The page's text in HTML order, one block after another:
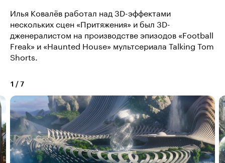
Илья Ковалёв работал над 3D-эффектами
нескольких сцен «Притяжения» и был 3D-
дженералистом на производстве эпизодов «Football
Freak» и «Haunted House» мультсериала Talking Tom
Shorts.
1 / 7